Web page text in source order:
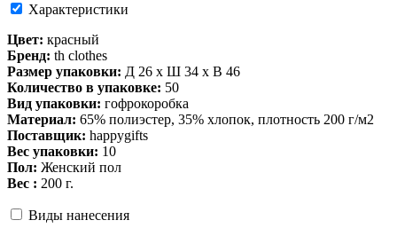
Характеристики
Цвет: красный
Бренд: th clothes
Размер упаковки: Д 26 x Ш 34 x В 46
Количество в упаковке: 50
Вид упаковки: гофрокоробка
Материал: 65% полиэстер, 35% хлопок, плотность 200 г/м2
Поставщик: happygifts
Вес упаковки: 10
Пол: Женский пол
Вес : 200 г.
Виды нанесения